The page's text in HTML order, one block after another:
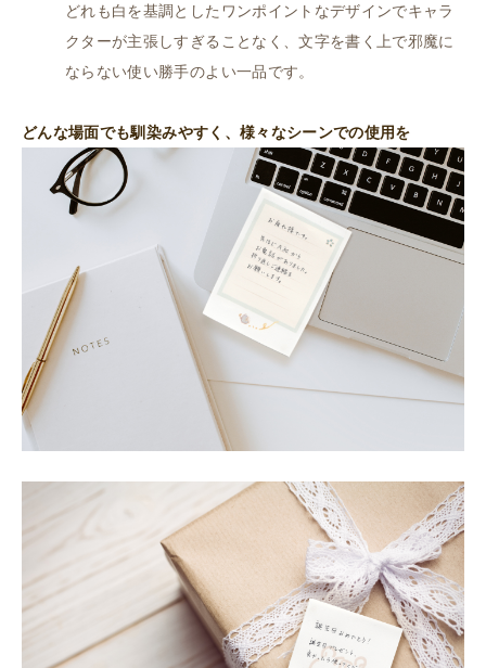
どれも白を基調としたワンポイントなデザインでキャラ
クターが主張しすぎることなく、文字を書く上で邪魔に
ならない使い勝手のよい一品です。
どんな場面でも馴染みやすく、様々なシーンでの使用を